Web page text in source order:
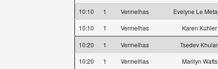
10:10
1 Vermelhas
Evelyne Le
10:10
1 Vermelhas Karen Kuhler
10:20 1 Vermelhas
Tsedev
10:20
1 Vermelhas
Marilyn Watts